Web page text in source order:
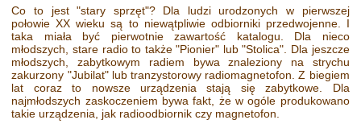
Co to jest "stary sprzęt"? Dla ludzi urodzonych w pierwszej
połowie XX wieku są to niewątpliwie odbiorniki przedwojenne. I
taka miała być pierwotnie zawartość katalogu. Dla nieco
młodszych, stare radio to także "Pionier" lub "Stolica". Dla jeszcze
młodszych, zabytkowym radiem bywa znaleziony na strychu
zakurzony "Jubilat" lub tranzystorowy radiomagnetofon. Z biegiem
lat coraz to nowsze urządzenia stają się zabytkowe. Dla
najmłodszych zaskoczeniem bywa fakt, że w ogóle produkowano
takie urządzenia, jak radioodbiornik czy magnetofon.